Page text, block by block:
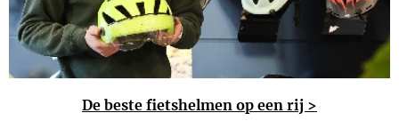
De beste fietshelmen op een rij >